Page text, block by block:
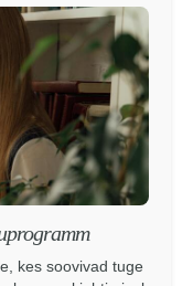
kes soovivad tuge